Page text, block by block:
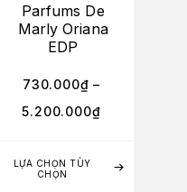
LỰA CHỌN TÙY
CHỌN
Parfums De
Marly Oriana
EDP
730.000₫ –
5.200.000₫